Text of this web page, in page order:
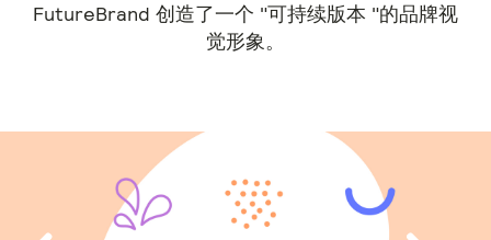
FutureBrand 创造了一个 "可持续版本 "的品牌视
觉形象。